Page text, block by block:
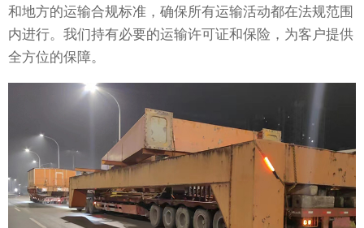
和地方的运输合规标准，确保所有运输活动都在法规范围
内进行。我们持有必要的运输许可证和保险，为客户提供
全方位的保障。